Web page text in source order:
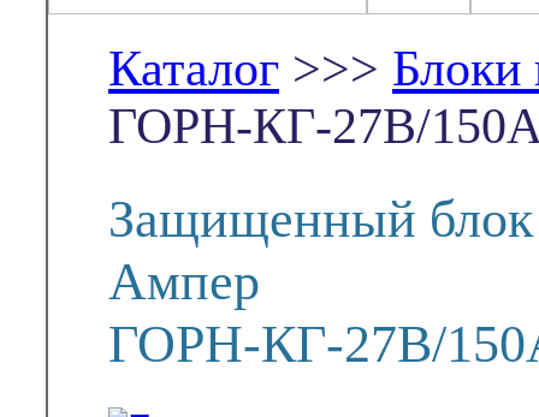
Каталог >>>
ГОРН-КГ-27В/
Защищенный блок
Ампер
ГОРН-КГ-27В/